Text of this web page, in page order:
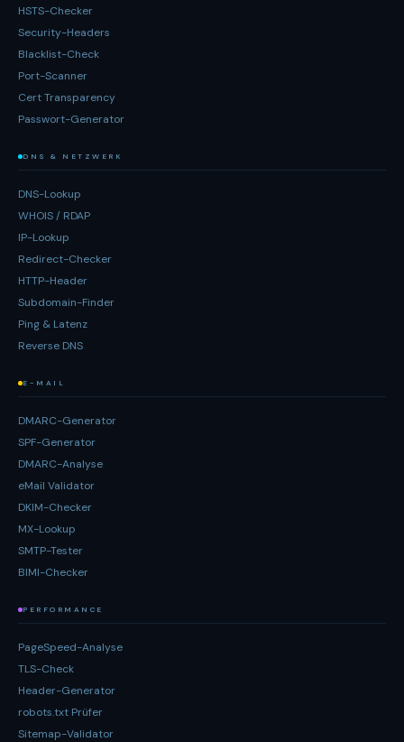
HSTS-Checker
Security-Headers
Blacklist-Check
Port-Scanner
Cert Transparency
Passwort-Generator
DNS & NETZWERK
DNS-Lookup
WHOIS / RDAP
IP-Lookup
Redirect-Checker
HTTP-Header
Subdomain-Finder
Ping & Latenz
Reverse DNS
E-MAIL
DMARC-Generator
SPF-Generator
DMARC-Analyse
eMail Validator
DKIM-Checker
MX-Lookup
SMTP-Tester
BIMI-Checker
PERFORMANCE
PageSpeed-Analyse
TLS-Check
Header-Generator
robots.txt Prüfer
Sitemap-Validator